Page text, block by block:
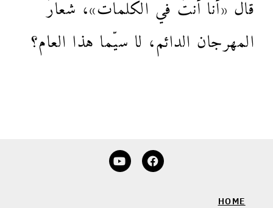
المهرجان الدائم، لا سيّما هذا العام؟
HOME